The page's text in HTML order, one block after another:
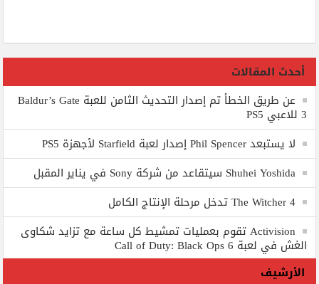
أحدث المقالات
عن طريق الخطأ تم إصدار التحديث الثامن للعبة Baldur’s Gate
3 للاعبي PS5
لا يستبعد Phil Spencer إصدار لعبة Starfield لأجهزة PS5
Shuhei Yoshida سيتقاعد من شركة Sony في يناير المقبل
The Witcher 4 تدخل مرحلة الإنتاج الكامل
Activision تقوم بعمليات تمشيط كل ساعة مع تزايد شكاوى
الغش في لعبة Call of Duty: Black Ops 6
الأرشيف